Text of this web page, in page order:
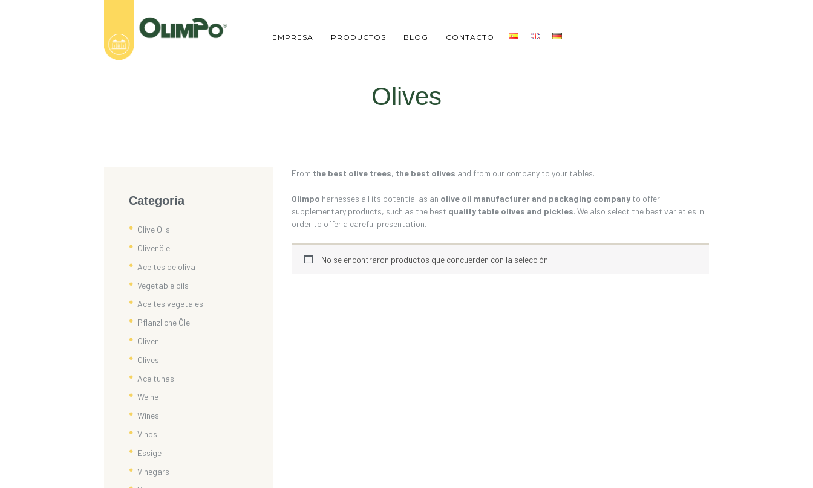
EMPRESA PRODUCTOS BLOG CONTACTO
Olives
From the best olive trees, the best olives and from our company to your tables.
Olimpo harnesses all its potential as an olive oil manufacturer and packaging company to offer
supplementary products, such as the best quality table olives and pickles. We also select the best varieties in
order to offer a careful presentation.
No se encontraron productos que concuerden con la selección.
Categoría
Olive Oils
Olivenöle
Aceites de oliva
Vegetable oils
Aceites vegetales
Pflanzliche Öle
Oliven
Olives
Aceitunas
Weine
Wines
Vinos
Essige
Vinegars